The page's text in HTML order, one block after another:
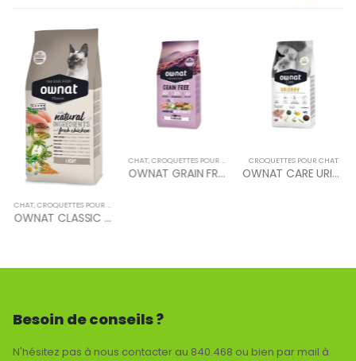
CHAT,CROQUETTES POUR CHAT
OWNAT CLASSIC LIGHT (CAT) 4 KG
CHAT,CROQUETTES POUR CHAT
OWNAT GRAIN FREE PRIME STERILIZED CAT 8KG
CROQUETTES POUR CHAT
OWNAT CARE URINARY (CAT) 1.5 KG
Besoin de conseils ?
N'hésitez pas à nous contacter au 840.468 ou bien par mail à